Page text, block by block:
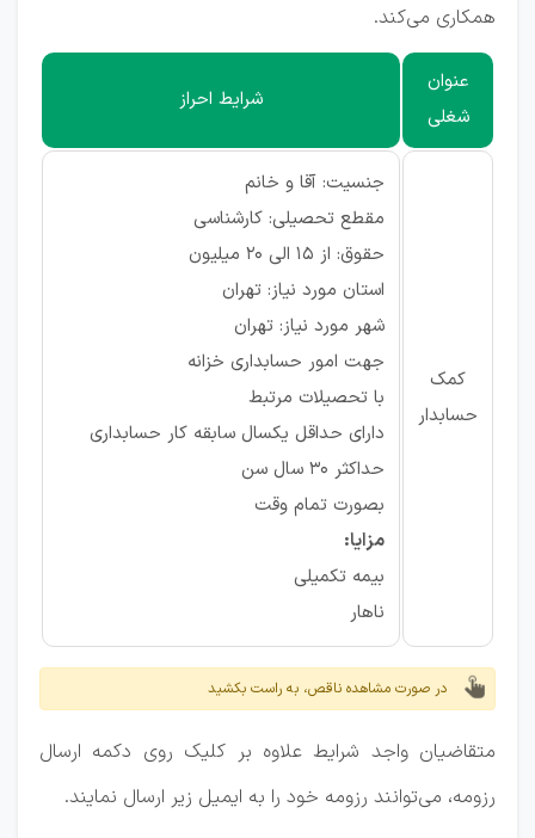
همکاری می‌کند.
عنوان
شغلی
شرایط احراز
کمک
حسابدار
جنسیت: آقا و خانم
مقطع تحصیلی: کارشناسی
حقوق: از ۱۵ الی ۲۰ میلیون
استان مورد نیاز: تهران
شهر مورد نیاز: تهران
جهت امور حسابداری خزانه
با تحصیلات مرتبط
دارای حداقل یکسال سابقه کار حسابداری
حداکثر 30 سال سن
بصورت تمام وقت
مزایا:
بیمه تکمیلی
ناهار
در صورت مشاهده ناقص، به راست بکشید
متقاضیان واجد شرایط علاوه بر کلیک روی دکمه ارسال
رزومه، می‌توانند رزومه خود را به ایمیل زیر ارسال نمایند.